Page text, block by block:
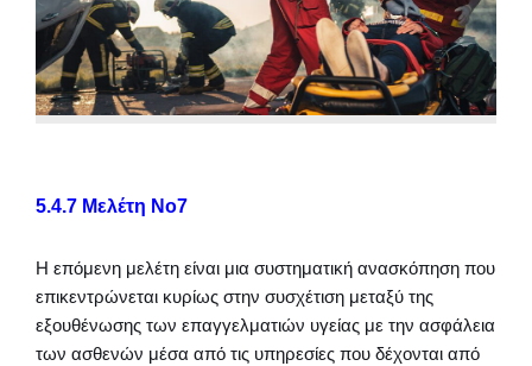
5.4.7 Μελέτη Νο7
Η επόμενη μελέτη είναι μια συστηματική ανασκόπηση που
επικεντρώνεται κυρίως στην συσχέτιση μεταξύ της
εξουθένωσης των επαγγελματιών υγείας με την ασφάλεια
των ασθενών μέσα από τις υπηρεσίες που δέχονται από